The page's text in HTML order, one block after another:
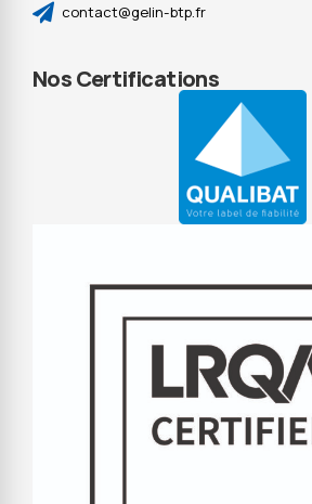
contact@gelin-btp.fr
Nos Certifications